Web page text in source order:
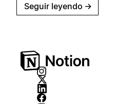
Seguir leyendo →